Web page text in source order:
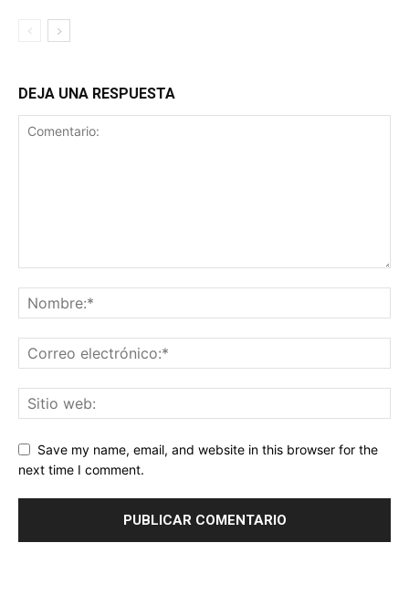
DEJA UNA RESPUESTA
Save my name, email, and website in this browser for the
next time I comment.